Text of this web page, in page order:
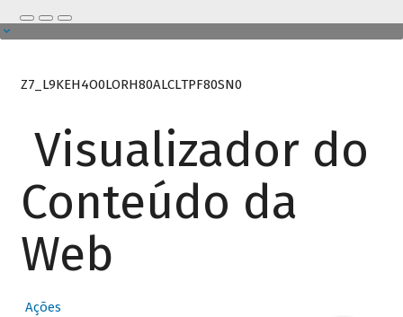
Z7_L9KEH4O0LORH80ALCLTPF80SN0
Visualizador do
Conteúdo da
Web
Ações